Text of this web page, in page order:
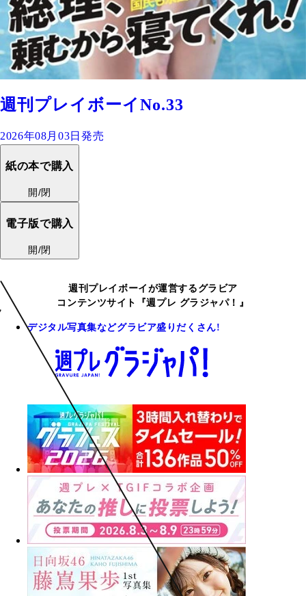
週刊プレイボーイNo.33
2026年08月03日発売
紙の本で購入
開/閉
電子版で購入
開/閉
週刊プレイボーイが運営するグラビア
コンテンツサイト『週プレ グラジャパ！』
デジタル写真集などグラビア盛りだくさん!